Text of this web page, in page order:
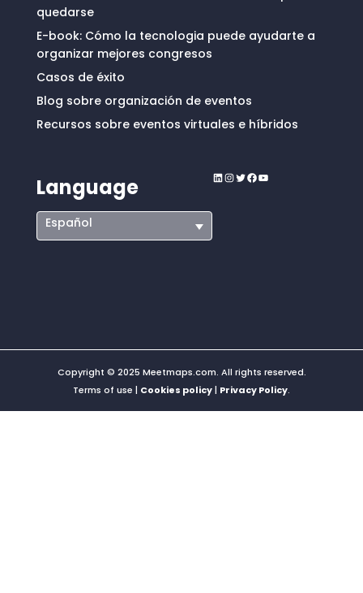
quedarse
E-book: Cómo la tecnologia puede ayudarte a
organizar mejores congresos
Casos de éxito
Blog sobre organización de eventos
Recursos sobre eventos virtuales e híbridos
Language
Español
LinkedIn
Instagram
Twitter
Facebook
YouTube
Copyright © 2025 Meetmaps.com. All rights reserved.
Terms of use | Cookies policy| Privacy Policy.